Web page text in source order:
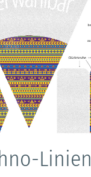
Linien